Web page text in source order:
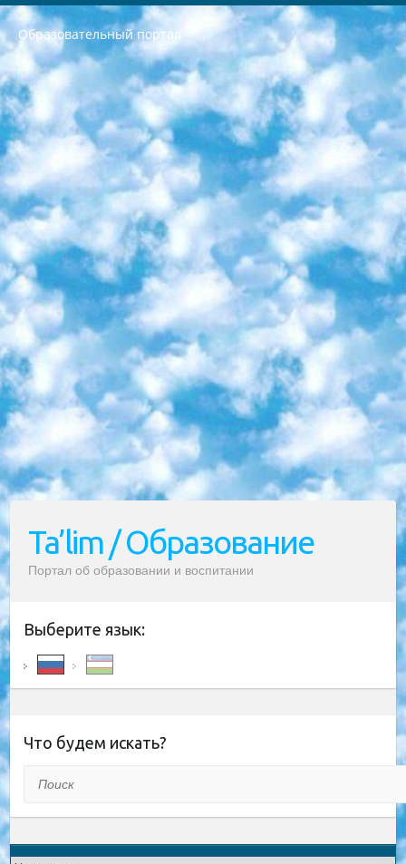
Образовательный портал
РЕСПУБЛИКА УЗБЕКИСТАН МИНИСТРЕРСТВО ДОШКОЛЬНОГО И ШКОЛЬНОГО ОБРАЗОВАНИЯ КОМАНДА в общеобразовательных учреждениях в 2023-2024 учебном году организация и проведение итоговой государственной аттестации обучающихся о Министра дошкольного и школьного образования Республики Узбекистан от 4 марта 2008 года (постановлением Минюста от 20 марта 2008 года № 1778 государственной регистрации) «Итоговое состояние учащихся общего среднего образования на основании положения об утверждении положения об аттестации общего среднего образования выпускной экзамен студентов в образовательных учреждениях в 2023-2024 учебном году В целях организации и прохождения аттестации приказываю: 1. Следующее: перечень предметов, по которым будет проводиться итоговая государственная аттестация и экзамен формы перевода согласно приложению 1; сертификаты международного образца, оценивающие уровень владения иностранными языками перечень согласно приложению 2; 2. Педагогический при специализированных образовательных учреждениях. научно-практический центр квалификации и международной оценки (Д.Давидова) 2024 г. До 25 марта: задания по предметам, по которым будет проводиться итоговая аттестация разработка и утверждение технических условий; итоговая аттестация на основании разработанного предметного задания разработка вопросов по предметам (устно и письменно), экзамен передача; общеобразовательные средние школы и специальные учебные заведения учащиеся выпускных классов школ и интернатов в агентской системе подготовка базы данных экзаменационных материалов и критериев оценки; перевод базы экзаменационных материалов на все языки обучения подать в Республиканский образовательный центр для изготовления; варианты экзаменов на основе разработанных контрольных материалов пусть будут поставлены задачи формирования. 3. Республиканский образовательный центр (Ш.Худайкулов) до 5 апреля 2024 года. до: база данных предоставленных экзаменационных материалов на все языки обучения перевод и экспертиза; для слепых, слабовидящих, глухих, слабослышащих и умственно отсталых детей учащиеся выпускных классов специализированных школ и школ-интернатов база данных экзаменационных материалов на всех преподаваемых языках подготовка критериев оценки; специализированные школы для умственно отсталых детей и технологии для учащихся выпускных классов школ-интернатов разработка соответствующих рекомендаций и критериев проведения ЕГЭ по естествознанию давать задания. 4. Педагогический при специализированных образовательных учреждениях. Научно-практический центр навыков и международной оценки (Д.Давидова), Республика образовательный центр (Худайкулов Ш.) итоговый государственный аттестационный экзамен ориентирован на творческое и логическое мышление при подготовке базы материалов учитывать введение заданий. 5. Следует отметить, что: сертификат государственного образца о знании общеобразовательного предмета и как минимум национальный уровень B1 по предметам на иностранных языках, указанным в Приложении 2. или международно признанный сертификат эквивалентного уровня студенты, изучающие определенный предмет, освобождаются от экзамена; по соответствующим предметам запланирована итоговая государственная аттестация за день до дня, путем жеребьевки Рабочей группой (в письменной форме по предметам, проводимым в форме) из числа сформированных вариантов выбрано 2 варианта; 2 выбранных варианта экзамена анонсированы на официальном сайте министерства и все выпускники по всей стране на основе этих вариантов проводит итоговую государственную аттестацию. 6. Государственное образование учащихся средних общеобразовательных учреждений. знания в соответствии с квалификационными требованиями, которые необходимо приобрести на основании стандартов итоговый (выпускной) контроль для 9 и 11 классов в целях тестирования Экзамены (далее – экзамены) состоят из предметов, перечисленных в приложении 1. будет сделано. 7. Экзамены пройдут с 26 мая по 15 июня 2024 г. (кроме науки физического воспитания). 8. Физическая для учащихся 9 классов общесредних образовательных учреждений. Экзамены по предмету «Образование, квалификация медицина» 1-6 мая 2024 года. сотрудники перевести под присмотр (с отклонениями в физическом или умственном развитии) специализированная школа для детей, школы-интернаты и со сколиозом школы-интернаты санаторного типа для больных детей исключены). 9. Он был слепым, слабовидящим и имел нарушения опорно-двигательного аппарата. экзамены в специализированных школах и интернатах для детей должны проводиться исходя из требований, предъявляемых к общеобразовательным учреждениям (физкультура кроме науки). 10. Специализированная школа для глухих и слабослышащих детей. и экзамены в интернатах и быть реализован в виде письменного теста по математике. 11. Специальность для умственно отсталых детей. Для 9 класса Родной язык и литературное письмо Государственный язык (язык обучения – узбекский). для неклассов) написано Математическое письмо Письменная/устная история Узбекистана Физическое воспитание практично Итоговый контроль Для 11 класса Написание родного языка и литературы (эссе) Математическое письмо Узбекский язык (обучение на узбекском языке) не посещающее общее среднее образование для учреждений)/Образовательное учреждение выбор письменный и устный Иностранный язык письменный/устный Письменная/устная история Узбекистана *По выбору студента:  Химия  Физика  Основы государственного права  География 10 бесплатных образовательных ресурсов - Мы составили подборку онлайн-проектов с интерактивными упражнениями, видеолекциями и статьями. Они помогут вам обрести новые и освежить старые знания бесплатно. 1. «ИНТУИТ» Старейшая образовательная площадка Рунета. Здесь вы найдёте сотни текстовых и видеокурсов на десятки различных тем — от программирования до психологии. Многие курсы подготовлены российскими университетами и крупными международными компаниями вроде Intel и Microsoft. Самостоятельное обучение бесплатное, но желающие могут оплатить услуги персональных наставников. 2. «Смартия» знакомит с актуальными профессиями и подсказывает, как им обучаться. Выбрав заинтересовавшую вас специальность — SMM-специалист, фотограф, веб-дизайнер или другую, — увидите список необходимых для неё умений. Чтобы вы могли освоить их самостоятельно, для каждого умения площадка отображает подборку ссылок на учебные материалы. Хотя «Смартия» ориентируется на русскоязычную аудиторию, часть контента всё же доступна только на английском. 3. «Лекторий Физтеха» Проект Московского физико-технического института (Физтеха). С его помощью вы можете смотреть онлайн серии лекций, записанные на видео в этом вузе. В числе доступных предметов — физика, биология, химия, информационные технологии и другие. К некоторым лекциям администрация ресурса прилагает готовые конспекты, которые можно скачивать в PDF-формате. 4. ITMOcourses Онлайн-площадка Санкт-Петербургского национального исследовательского университета информационных технологий, механики и оптики (ИТМО). Ресурс предоставляет свободный доступ к курсам, разработанным в этом вузе. Каталог материалов разбит на четыре категории: «Оптические системы и технологии», «Приборостроение и робототехника», «Информационные технологии» и «Биотехнологии». Курсы состоят из видеолекций, интерактивных демонстраций и заданий. 5. «КиберЛенинка» Электронная научная библиотека открытого доступа. Каталог площадки регулярно обрастает текстами статей из различных научных изданий. Сгруппированные по журналам и рубрикам публикации можно читать онлайн или скачивать целиком в PDF-формате. Проект нацелен на популяризацию науки за счёт открытого доступа к качественной информации. 6. «ПостНаука» На этом ресурсе публикуют подборки видеолекций, составленные экспертами из разных отраслей и объединённые общими темами. Среди них, к примеру, есть серии «Биоинформатика и геномика», «Культура средневековой Скандинавии» и Cinema Studies о теории кино. Каждая подборка лекций — логически связанная история, рассказанная экспертом от первого лица. Кроме того, на сайте появляются научно-образовательные статьи и тесты на разные темы. 7. «Newочём» Команда проекта «Newочём» отбирает самые интересные тексты из англоязычных СМИ и переводит те из них, за которые голосуют участники сообщества «ВКонтакте». По большей части это научно-популярные статьи. Редакторы придумывают лишь заголовки, в остальном содержание переводов соответствует оригиналам. Полные тексты можно читать прямо в социальной сети. 8. InternetUrok Онлайн-база материалов по основным дисциплинам школьной программы. Информация на сайте структурирована по классам, предметам и темам (урокам). Каждый урок состоит из видеолекций и конспектов. Есть также интерактивные тренажёры и тесты для закрепления пройденного материала. Даже если вы давно окончили школу, возможность повторить программу старших классов всегда может пригодиться. 9. Edutainme Ещё один ресурс об образовании. В отличие от Newtonew, как мне кажется, Edutainme больше ориентируется на представителей индустрии: педагогов, предпринимателей, разработчиков образовательных проектов. Но и любой, кто просто стремится к саморазвитию, найдёт на сайте много полезного и интересного для себя. Например, информацию о новых курсах и образовательных сервисах. 10. Newtonew Онлайн-медиа об образовании и обучении в широком смысле. Авторы Newtonew пишут об инструментах, заведениях, тактиках и стратегиях, которые помогают учить других и получать новые знания самостоятельно. На этой площадке вы найдёте новости, обзоры, аналитические мат
Ta’lim / Образование
Портал об образовании и воспитании
Выберите язык:
Что будем искать?